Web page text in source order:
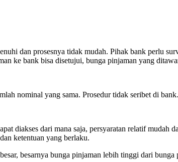
dan prosesnya tidak mudah. Pihak bank perlu
ke bank bisa disetujui, bunga pinjaman yang
nominal yang sama. Prosedur tidak seribet di bank.
diakses dari mana saja, persyaratan relatif mudah
ketentuan yang berlaku.
besarnya bunga pinjaman lebih tinggi dari